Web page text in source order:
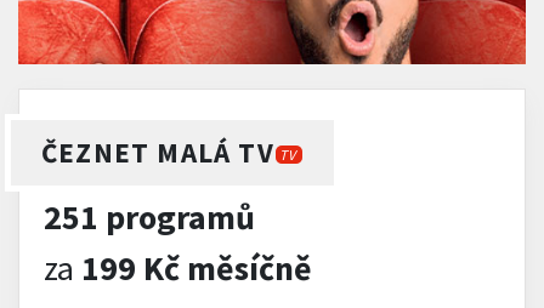
ČEZNET MALÁ TV TV
251 programů
za 199 Kč měsíčně